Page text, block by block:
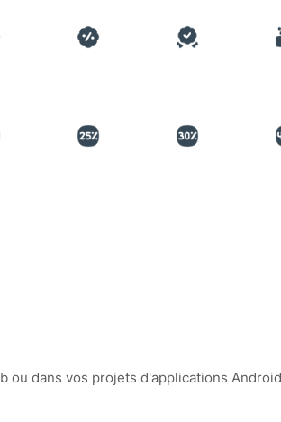
dans vos projets d'applications